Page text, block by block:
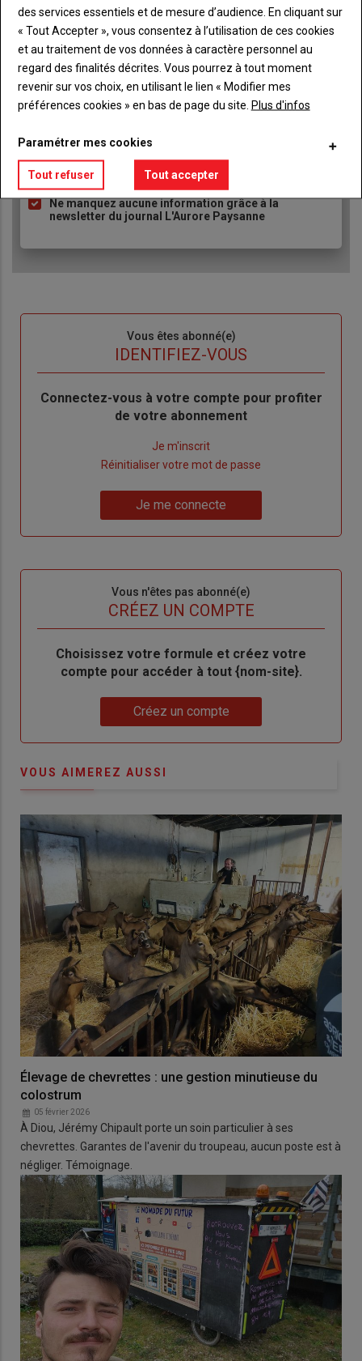
Body A partir de 93€
JE M'ABONNE
puce
Paysanne
Consultez le journal L'Aurore Paysanne au format
numérique, sur tous les supports
Ne manquez aucune information grâce à la
newsletter du journal L'Aurore Paysanne
Vous êtes abonné(e)
IDENTIFIEZ-VOUS
Body
Connectez-vous à votre compte pour profiter
de votre abonnement
Je m'inscrit
de
Réinitialiser votre mot de passe
me
Je me connecte
Vous n'êtes pas abonné(e)
CRÉEZ UN COMPTE
BodyChoisissez votre formule et créez votre
compte pour accéder à tout {nom-site}.
Créez un compte
VOUS AIMEREZ AUSSI
Élevage de chevrettes : une gestion minutieuse du
colostrum
05 février 2026
À Diou, Jérémy Chipault porte un soin particulier à ses
chevrettes. Garantes de l'avenir du troupeau, aucun poste est à
négliger. Témoignage.
des services essentiels et de mesure d’audience. En cliquant sur
« Tout Accepter », vous consentez à l’utilisation de ces cookies
et au traitement de vos données à caractère personnel au
regard des finalités décrites. Vous pourrez à tout moment
revenir sur vos choix, en utilisant le lien « Modifier mes
préférences cookies » en bas de page du site. Plus d'infos
Paramétrer mes cookies
Tout refuser Tout accepter